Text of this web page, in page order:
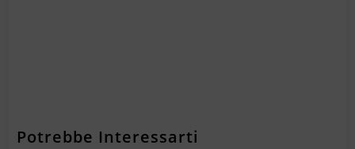
Potrebbe Interessarti